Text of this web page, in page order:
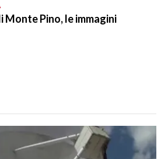
Monte Pino, le immagini